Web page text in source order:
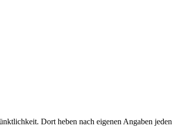
Dort heben nach eigenen Angaben